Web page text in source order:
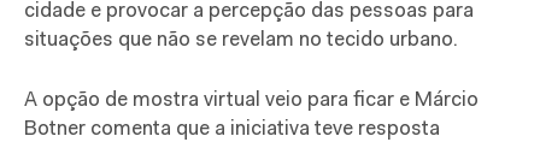
cidade e provocar a percepção das pessoas para
situações que não se revelam no tecido urbano.
A opção de mostra virtual veio para ficar e Márcio
Botner comenta que a iniciativa teve resposta